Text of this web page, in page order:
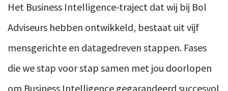
Het Business Intelligence-traject dat wij bij Bol
Adviseurs hebben ontwikkeld, bestaat uit vijf
mensgerichte en datagedreven stappen. Fases
die we stap voor stap samen met jou doorlopen
om Business Intelligence gegarandeerd succesvol